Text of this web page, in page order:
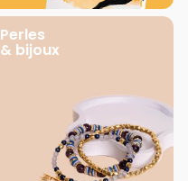
Perles
& bijoux